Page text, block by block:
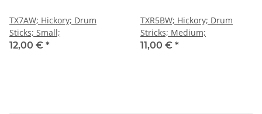
TX7AW; Hickory; Drum
Sticks; Small;
12,00 € *
TXR5BW; Hickory; Drum
Stricks; Medium;
11,00 € *